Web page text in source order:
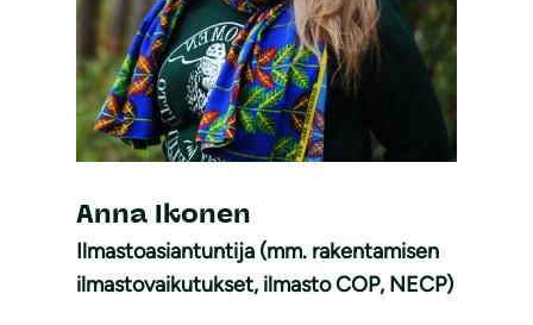
Ilmastoasiantuntija (mm. rakentamisen
ilmastovaikutukset, ilmasto COP, NECP)
Anna Ikonen